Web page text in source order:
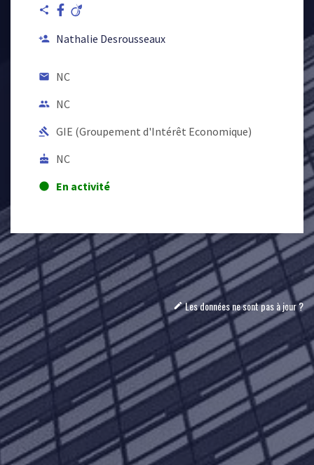
share
person_add Nathalie Desrousseaux
email NC
people NC
gavel GIE (Groupement d'Intérêt Economique)
cake NC
lens En activité
mode_editLes données ne sont pas à jour ?